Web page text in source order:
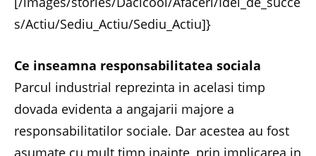
s/Actiu/Sediu_Actiu/Sediu_Actiu]}
Ce inseamna responsabilitatea sociala
Parcul industrial reprezinta in acelasi timp
dovada evidenta a angajarii majore a
responsabilitatilor sociale. Dar acestea au fost
asumate cu mult timp inainte, prin implicarea in